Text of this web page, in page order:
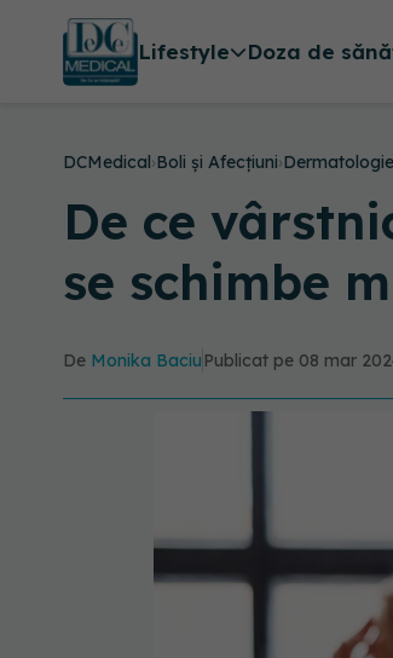
Lifestyle Doza de
DCMedical›Boli și Afecțiuni›Dermatologie
De ce
se schimbe
De Monika Baciu Publicat pe 08 mar